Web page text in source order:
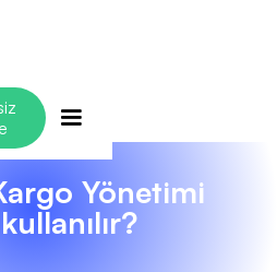
Yönetimi